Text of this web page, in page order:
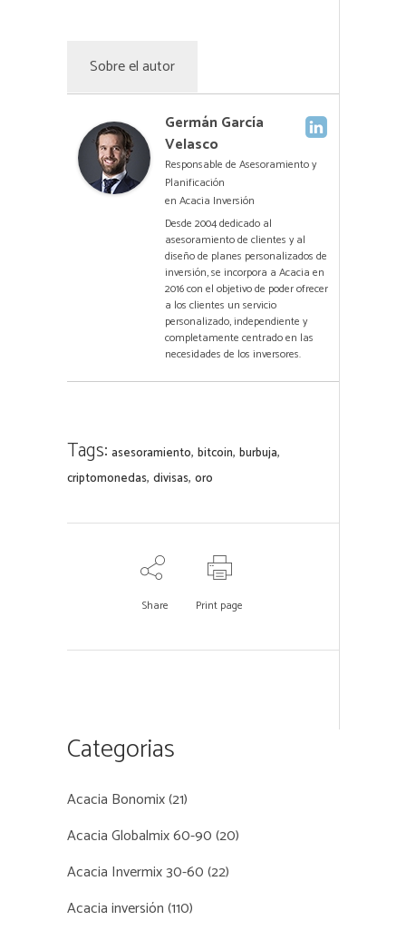
Sobre el autor
Germán García
Velasco
Responsable de Asesoramiento y
Planificación
en Acacia Inversión
Desde 2004 dedicado al
asesoramiento de clientes y al
diseño de planes personalizados de
inversión, se incorpora a Acacia en
2016 con el objetivo de poder ofrecer
a los clientes un servicio
personalizado, independiente y
completamente centrado en las
necesidades de los inversores.
Tags: asesoramiento, bitcoin, burbuja,
criptomonedas, divisas, oro
Share Print page
Categorias
Acacia Bonomix(21)
Acacia Globalmix 60-90(20)
Acacia Invermix 30-60(22)
Acacia inversión(110)